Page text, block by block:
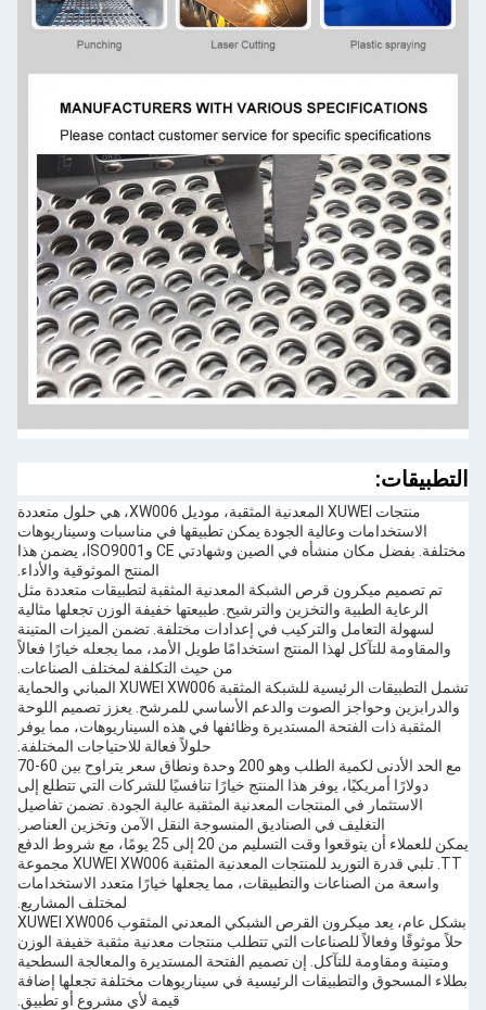
التطبيقات:
منتجات XUWEI المعدنية المثقبة، موديل XW006، هي حلول متعددة
الاستخدامات وعالية الجودة يمكن تطبيقها في مناسبات وسيناريوهات
مختلفة. بفضل مكان منشأه في الصين وشهادتي CE وISO9001، يضمن هذا
المنتج الموثوقية والأداء.
تم تصميم ميكرون قرص الشبكة المعدنية المثقبة لتطبيقات متعددة مثل
الرعاية الطبية والتخزين والترشيح. طبيعتها خفيفة الوزن تجعلها مثالية
لسهولة التعامل والتركيب في إعدادات مختلفة. تضمن الميزات المتينة
والمقاومة للتآكل لهذا المنتج استخدامًا طويل الأمد، مما يجعله خيارًا فعالاً
من حيث التكلفة لمختلف الصناعات.
تشمل التطبيقات الرئيسية للشبكة المثقبة XUWEI XW006 المباني والحماية
والدرابزين وحواجز الصوت والدعم الأساسي للمرشح. يعزز تصميم اللوحة
المثقبة ذات الفتحة المستديرة وظائفها في هذه السيناريوهات، مما يوفر
حلولاً فعالة للاحتياجات المختلفة.
مع الحد الأدنى لكمية الطلب وهو 200 وحدة ونطاق سعر يتراوح بين 60-70
دولارًا أمريكيًا، يوفر هذا المنتج خيارًا تنافسيًا للشركات التي تتطلع إلى
الاستثمار في المنتجات المعدنية المثقبة عالية الجودة. تضمن تفاصيل
التغليف في الصناديق المنسوجة النقل الآمن وتخزين العناصر.
يمكن للعملاء أن يتوقعوا وقت التسليم من 20 إلى 25 يومًا، مع شروط الدفع
TT. تلبي قدرة التوريد للمنتجات المعدنية المثقبة XUWEI XW006 مجموعة
واسعة من الصناعات والتطبيقات، مما يجعلها خيارًا متعدد الاستخدامات
لمختلف المشاريع.
بشكل عام، يعد ميكرون القرص الشبكي المعدني المثقوب XUWEI XW006
حلاً موثوقًا وفعالاً للصناعات التي تتطلب منتجات معدنية مثقبة خفيفة الوزن
ومتينة ومقاومة للتآكل. إن تصميم الفتحة المستديرة والمعالجة السطحية
بطلاء المسحوق والتطبيقات الرئيسية في سيناريوهات مختلفة تجعلها إضافة
قيمة لأي مشروع أو تطبيق.